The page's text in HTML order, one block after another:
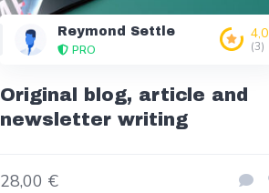
Reymond Settle
PRO
4,0
(3)
Original blog, article and
newsletter writing
28,00 €